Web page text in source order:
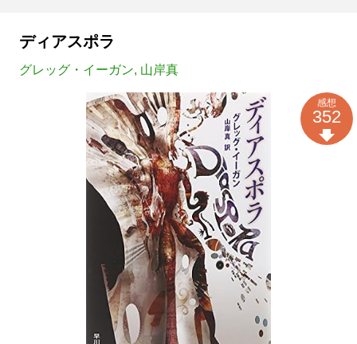
ディアスポラ
グレッグ・イーガン, 山岸真
感想
352